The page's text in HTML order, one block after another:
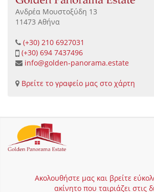
Ανδρέα Μουστοξύδη 13
11473 Αθήνα
(+30) 210 6927031
(+30) 694 7437496
info@golden-panorama.estate
Βρείτε το γραφείο μας στο χάρτη
Ακολουθήστε μας και βρείτε
ακίνητο που ταιριάζει στις